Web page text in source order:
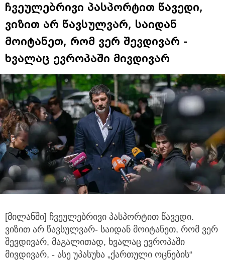
ჩვეულებრივი პასპორტით წავედი,
ვიზით არ წავსულვარ, საიდან
მოიტანეთ, რომ ვერ შევდივარ -
ხვალაც ევროპაში მივდივარ
[მილანში] ჩვეულებრივი პასპორტით წავედი.
ვიზით არ წავსულვარ- საიდან მოიტანეთ, რომ ვერ
შევდივარ, მაგალითად, ხვალაც ევროპაში
მივდივარ, - ასე უპასუხა „ქართული ოცნების“